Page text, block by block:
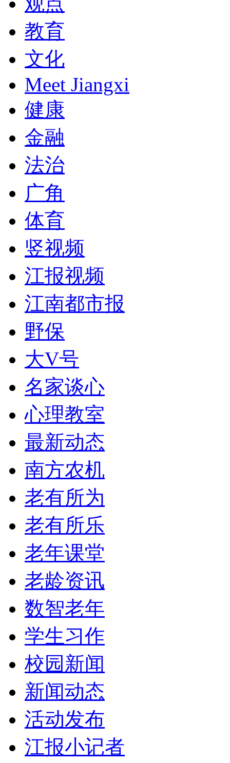
教育
文化
Meet Jiangxi
健康
金融
法治
广角
体育
竖视频
江报视频
江南都市报
野保
大V号
名家谈心
心理教室
最新动态
南方农机
老有所为
老有所乐
老年课堂
老龄资讯
数智老年
学生习作
校园新闻
新闻动态
活动发布
江报小记者